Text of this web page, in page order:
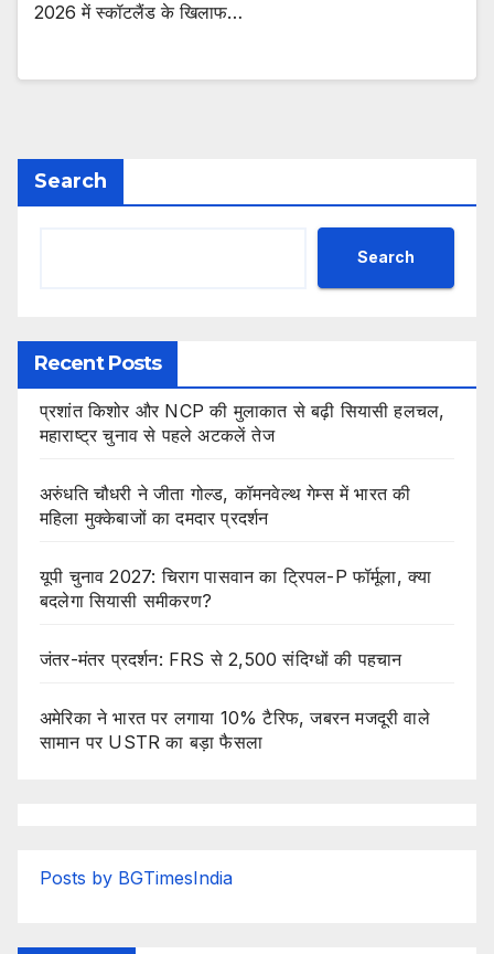
2026 में स्कॉटलैंड के खिलाफ…
Search
Search
Recent Posts
प्रशांत किशोर और NCP की मुलाकात से बढ़ी सियासी हलचल,
महाराष्ट्र चुनाव से पहले अटकलें तेज
अरुंधति चौधरी ने जीता गोल्ड, कॉमनवेल्थ गेम्स में भारत की
महिला मुक्केबाजों का दमदार प्रदर्शन
यूपी चुनाव 2027: चिराग पासवान का ट्रिपल-P फॉर्मूला, क्या
बदलेगा सियासी समीकरण?
जंतर-मंतर प्रदर्शन: FRS से 2,500 संदिग्धों की पहचान
अमेरिका ने भारत पर लगाया 10% टैरिफ, जबरन मजदूरी वाले
सामान पर USTR का बड़ा फैसला
Posts by BGTimesIndia